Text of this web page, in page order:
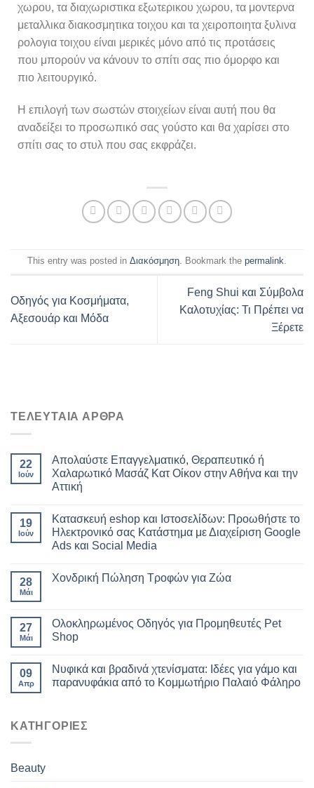
χωρου, τα διαχωριστικα εξωτερικου χωρου, τα μοντερνα
μεταλλικα διακοσμητικα τοιχου και τα χειροποιητα ξυλινα
ρολογια τοιχου είναι μερικές μόνο από τις προτάσεις
που μπορούν να κάνουν το σπίτι σας πιο όμορφο και
πιο λειτουργικό.
Η επιλογή των σωστών στοιχείων είναι αυτή που θα
αναδείξει το προσωπικό σας γούστο και θα χαρίσει στο
σπίτι σας το στυλ που σας εκφράζει.
This entry was posted in Διακόσμηση. Bookmark the permalink.
Οδηγός για Κοσμήματα,
Αξεσουάρ και Μόδα
Feng Shui και Σύμβολα
Καλοτυχίας: Τι Πρέπει να
Ξέρετε
ΤΕΛΕΥΤΑΙΑ ΑΡΘΡΑ
22
Ιούν
Απολαύστε Επαγγελματικό, Θεραπευτικό ή
Χαλαρωτικό Μασάζ Κατ Οίκον στην Αθήνα και την
Αττική
19
Ιούν
Κατασκευή eshop και Ιστοσελίδων: Προωθήστε το
Ηλεκτρονικό σας Κατάστημα με Διαχείριση Google
Ads και Social Media
28
Μάι
Χονδρική Πώληση Τροφών για Ζώα
27
Μάι
Ολοκληρωμένος Οδηγός για Προμηθευτές Pet
Shop
09
Απρ
Νυφικά και βραδινά χτενίσματα: Ιδέες για γάμο και
παρανυφάκια από το Κομμωτήριο Παλαιό Φάληρο
ΚΑΤΗΓΟΡΙΕΣ
Beauty